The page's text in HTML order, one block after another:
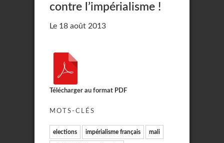
contre l’impérialisme !
Le 18 août 2013
Télécharger au format PDF
MOTS-CLÉS
elections impérialisme français mali